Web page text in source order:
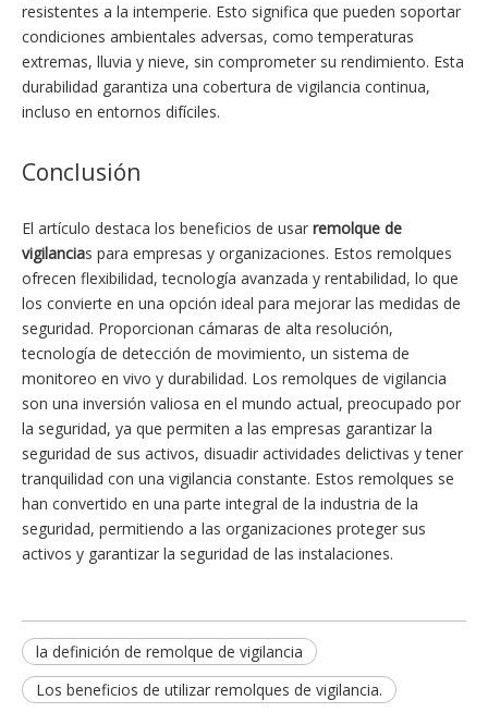
resistentes a la intemperie. Esto significa que pueden soportar
condiciones ambientales adversas, como temperaturas
extremas, lluvia y nieve, sin comprometer su rendimiento. Esta
durabilidad garantiza una cobertura de vigilancia continua,
incluso en entornos difíciles.
Conclusión
El artículo destaca los beneficios de usar remolque de
vigilancias para empresas y organizaciones. Estos remolques
ofrecen flexibilidad, tecnología avanzada y rentabilidad, lo que
los convierte en una opción ideal para mejorar las medidas de
seguridad. Proporcionan cámaras de alta resolución,
tecnología de detección de movimiento, un sistema de
monitoreo en vivo y durabilidad. Los remolques de vigilancia
son una inversión valiosa en el mundo actual, preocupado por
la seguridad, ya que permiten a las empresas garantizar la
seguridad de sus activos, disuadir actividades delictivas y tener
tranquilidad con una vigilancia constante. Estos remolques se
han convertido en una parte integral de la industria de la
seguridad, permitiendo a las organizaciones proteger sus
activos y garantizar la seguridad de las instalaciones.
la definición de remolque de vigilancia
Los beneficios de utilizar remolques de vigilancia.